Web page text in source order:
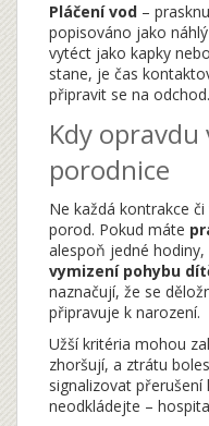
Pláčení vod –
popisováno jako
vytéct jako kapky
stane, je čas
připravit se na odchod.
Kdy
porodnice
Ne každá kontrakce
porod. Pokud máte
alespoň jedné hodiny,
vymizení pohybu
naznačují, že se
připravuje k narození.
Užší kritéria mohou
zhoršují, a ztrátu
signalizovat
neodkládejte –